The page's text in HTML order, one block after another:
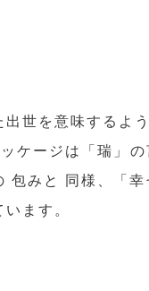
世を意味するよ
ケージは「瑞」の
包みと 同様、「幸
ます。